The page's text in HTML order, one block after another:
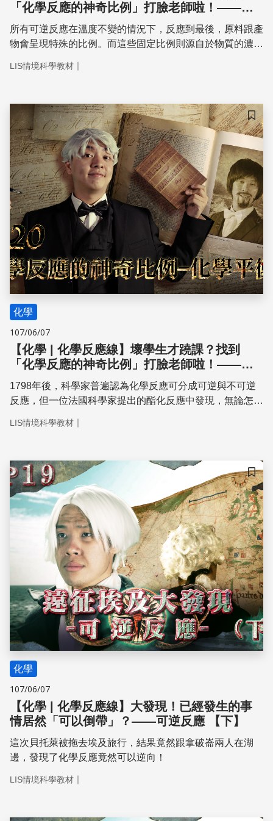
「化學反應的神奇比例」打臉老師啦！——化
學平衡【下】
所有可逆反應在溫度不變的情況下，反應到最後，原料跟產
物會呈現特殊的比例。而這些固定比例則源自於物質的濃度
LIS情境科學教材 ｜
儲存
化學
107/06/07
【化學 | 化學反應線】壞學生才蹺課？找到
「化學反應的神奇比例」打臉老師啦！——化
學平衡【上】
1798年後，科學家普遍認為化學反應可分成可逆與不可逆
反應，但一位法國科學家提出的酯化反應中發現，無論怎麼
LIS情境科學教材 ｜
儲存
化學
107/06/07
【化學 | 化學反應線】大發現！已經發生的事
情居然「可以倒帶」？——可逆反應 【下】
這次貝托萊被拖去埃及旅行，結果竟然跟拿破崙兩人在湖
邊，發現了化學反應竟然可以逆向！ ​
LIS情境科學教材 ｜